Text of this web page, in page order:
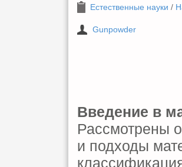
Естественные науки /
Gunpowder
Введение в
Рассмотрены
и подходы